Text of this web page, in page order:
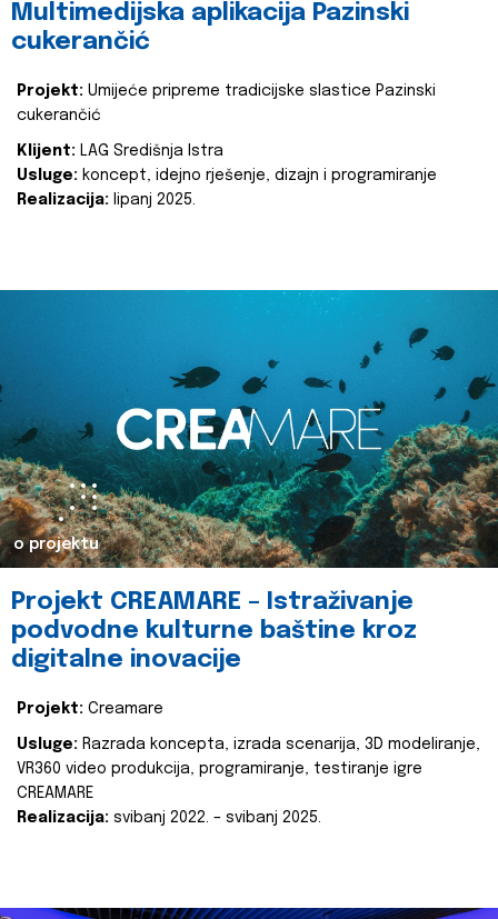
Multimedijska aplikacija Pazinski
cukerančić
Projekt: Umijeće pripreme tradicijske slastice Pazinski
cukerančić
Klijent: LAG Središnja Istra
Usluge: koncept, idejno rješenje, dizajn i programiranje
Realizacija: lipanj 2025.
o projektu
Projekt CREAMARE – Istraživanje
podvodne kulturne baštine kroz
digitalne inovacije
Projekt: Creamare
Usluge: Razrada koncepta, izrada scenarija, 3D modeliranje,
VR360 video produkcija, programiranje, testiranje igre
CREAMARE
Realizacija: svibanj 2022. – svibanj 2025.